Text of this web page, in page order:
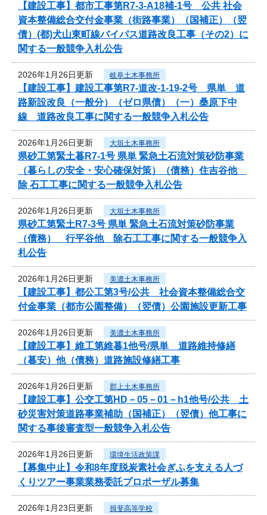
【建設工事】都市工事第R7-3-A18補-1号 公共 社会
資本整備総合交付金事業（街路事業）（国補正）（翌
債）(都)犬山東町線バイパス道路改良工事（その2）に
関する一般競争入札公告
2026年1月26日更新 岐阜土木事務所
【建設工事】建設工事第R7-道改-1-19-2号 県単 道
路新設改良（一般分）（ゼロ県債）（一）桑原下中
線 道路改良工事に関する一般競争入札公告
2026年1月26日更新 大垣土木事務所
県砂工第緊土暮R7-1号 県単 緊急土石流対策砂防事業
（暮らしの安全・安心確保対策）（債務）住吉谷他
除 石工工事に関する一般競争入札公告
2026年1月26日更新 大垣土木事務所
県砂工第緊土R7-3号 県単 緊急土石流対策砂防事業
（債務） 行平谷他 除石工工事に関する一般競争入
札公告
2026年1月26日更新 美濃土木事務所
【建設工事】都公工第3号/公共 社会資本整備総合交
付金事業（都市公園整備）（翌債）公園施設更新工事
2026年1月26日更新 美濃土木事務所
【建設工事】維工第維暮1他号/県単 道路維持修繕
（暮安）他（債務）道路施設修繕工事
2026年1月26日更新 郡上土木事務所
【建設工事】公交工第HD－05－01－h1他号/公共 土
砂災害対策道路事業補助（国補正）（翌債）他工事に
関する事後審査型一般競争入札公告
2026年1月26日更新 環境生活政策課
【募集中止】令和8年度脱炭素社会ぎふを支える人づ
くりツアー事業業務委託プロポーザル募集
2026年1月23日更新 揖斐高等学校